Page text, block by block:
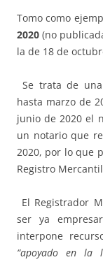
Tomo como
2020 (no
la de 18 de
Se trata de
hasta marzo de
junio de 2020 el
un notario que
2020, por lo que
Registro
El Registrador
ser ya
interpone
“apoyado en la